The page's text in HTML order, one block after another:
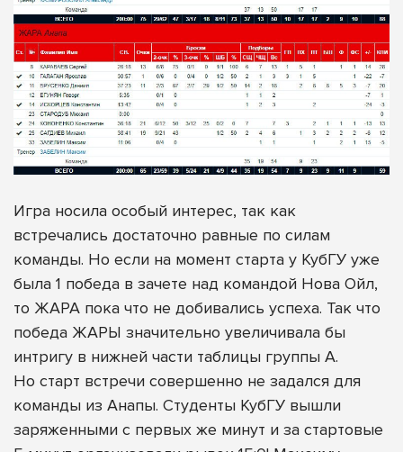
Игра носила особый интерес, так как
встречались достаточно равные по силам
команды. Но если на момент старта у КубГУ уже
была 1 победа в зачете над командой Нова Ойл,
то ЖАРА пока что не добивались успеха. Так что
победа ЖАРЫ значительно увеличивала бы
интригу в нижней части таблицы группы А.
Но старт встречи совершенно не задался для
команды из Анапы. Студенты КубГУ вышли
заряженными с первых же минут и за стартовые